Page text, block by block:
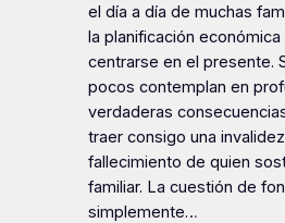
el día a día de muchas
la planificación económica
centrarse en el presente.
pocos contemplan en
verdaderas
traer consigo una
fallecimiento de quien
familiar. La cuestión de
simplemente…